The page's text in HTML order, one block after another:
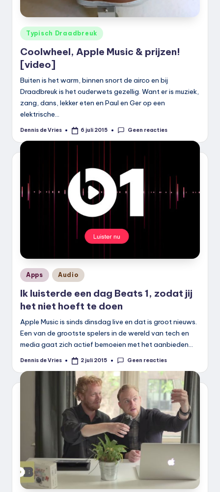
Geplaatst
in
Typisch Draadbreuk
Coolwheel, Apple Music & prijzen!
[video]
Buiten is het warm, binnen snort de airco en bij
Draadbreuk is het ouderwets gezellig. Want er is muziek,
zang, dans, lekker eten en Paul en Ger op een
elektrische…
Geplaatst
Dennis de Vries 6 juli 2015 Geen reacties
Geplaatst
in
Apps Audio
Ik luisterde een dag Beats 1, zodat jij
het niet hoeft te doen
Apple Music is sinds dinsdag live en dat is groot nieuws.
Een van de grootste spelers in de wereld van tech en
media gaat zich actief bemoeien met het aanbieden…
Geplaatst
Dennis de Vries 2 juli 2015 Geen reacties